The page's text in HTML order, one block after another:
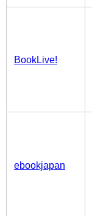
BookLive!
ebookjapan